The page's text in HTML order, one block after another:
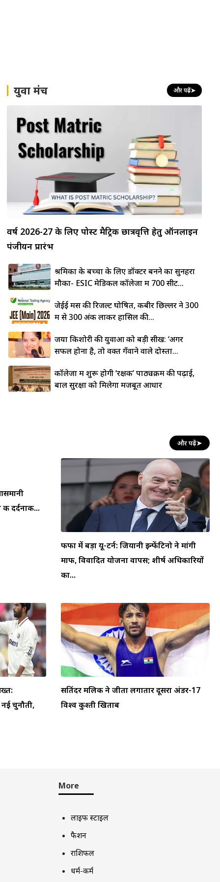
युवा मंच और पढ़ें➤
वर्ष 2026-27 के लिए पोस्ट मैट्रिक छात्रवृत्ति हेतु ऑनलाइन
पंजीयन प्रारंभ
श्रमिकों के बच्चों के लिए डॉक्टर बनने का सुनहरा
मौका- ESIC मेडिकल कॉलेजों में 700 सीटें...
जेईई मेंस की रिजल्ट घोषित, कबीर छिल्लर ने 300
में से 300 अंक लाकर हासिल की...
जया किशोरी की युवाओं को बड़ी सीख: ‘अगर
सफल होना है, तो वक्त गँवाने वाले दोस्तों...
कॉलेजों में शुरू होगी ‘रक्षक’ पाठ्यक्रम की पढ़ाई,
बाल सुरक्षा को मिलेगा मजबूत आधार
और पढ़ें➤
दर्दनाक...
फीफा में बड़ा यू-टर्न: जियानी इन्फेंटिनो ने मांगी
माफी, विवादित योजना वापस; शीर्ष अधिकारियों
का...
चुनौती,
सतिंदर मलिक ने जीता लगातार दूसरा अंडर-17
विश्व कुश्ती खिताब
More
लाइफ स्टाइल
फैशन
राशिफल
धर्म-कर्म